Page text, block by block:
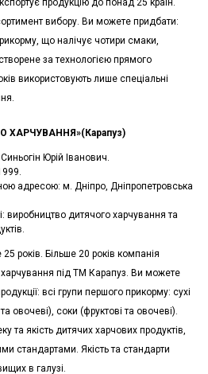
продукцію до понад 25 країн.
вибору. Ви можете придбати:
що налічує чотири смаки,
за технологією прямого
використовують лише спеціальні
ХАРЧУВАННЯ»(Карапуз)
Юрій Іванович.
адресою: м. Дніпро, Дніпропетровська
виробництво дитячого харчування та
25 років. Більше 20 років компанія
під ТМ Карапуз. Ви можете
всі групи першого прикорму: сухі
овочеві), соки (фруктові та овочеві).
та якість дитячих харчових продуктів,
стандартами. Якість та стандарти
в галузі.